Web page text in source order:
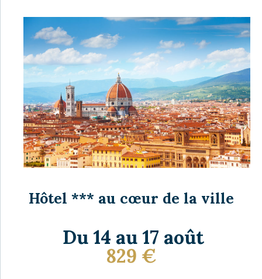
Hôtel *** au cœur de la ville
Du 14 au 17 août
829 €